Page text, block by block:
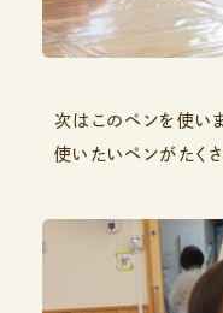
次はこのペンを使い
使いたいペンがたく